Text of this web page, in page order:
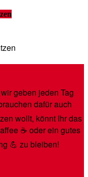
geben jeden Tag
dafür auch
wollt, könnt Ihr das
☕️ oder ein gutes
💪 zu bleiben!